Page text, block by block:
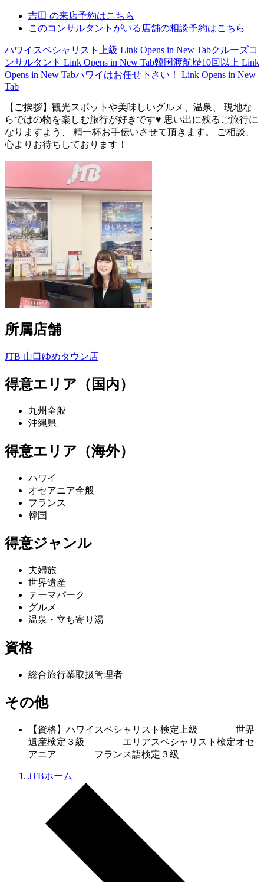
吉田 の来店予約はこちら
このコンサルタントがいる店舗の相談予約はこちら
ハワイスペシャリスト上級 Link Opens in New Tabクルーズコ
ンサルタント Link Opens in New Tab韓国渡航歴10回以上 Link
Opens in New Tabハワイはお任せ下さい！
Link Opens in New
Tab
【ご挨拶】観光スポットや美味しいグルメ、温泉、 現地な
らではの物を楽しむ旅行が好きです♥ 思い出に残るご旅行に
なりますよう、 精一杯お手伝いさせて頂きます。 ご相談、
心よりお待ちしております！
所属店舗
JTB 山口ゆめタウン店
得意エリア（国内）
九州全般
沖縄県
得意エリア（海外）
ハワイ
オセアニア全般
フランス
韓国
得意ジャンル
夫婦旅
世界遺産
テーマパーク
グルメ
温泉・立ち寄り湯
資格
総合旅行業取扱管理者
その他
【資格】ハワイスペシャリスト検定上級 世界
遺産検定３級 エリアスペシャリスト検定オセ
アニア フランス語検定３級
JTBホーム